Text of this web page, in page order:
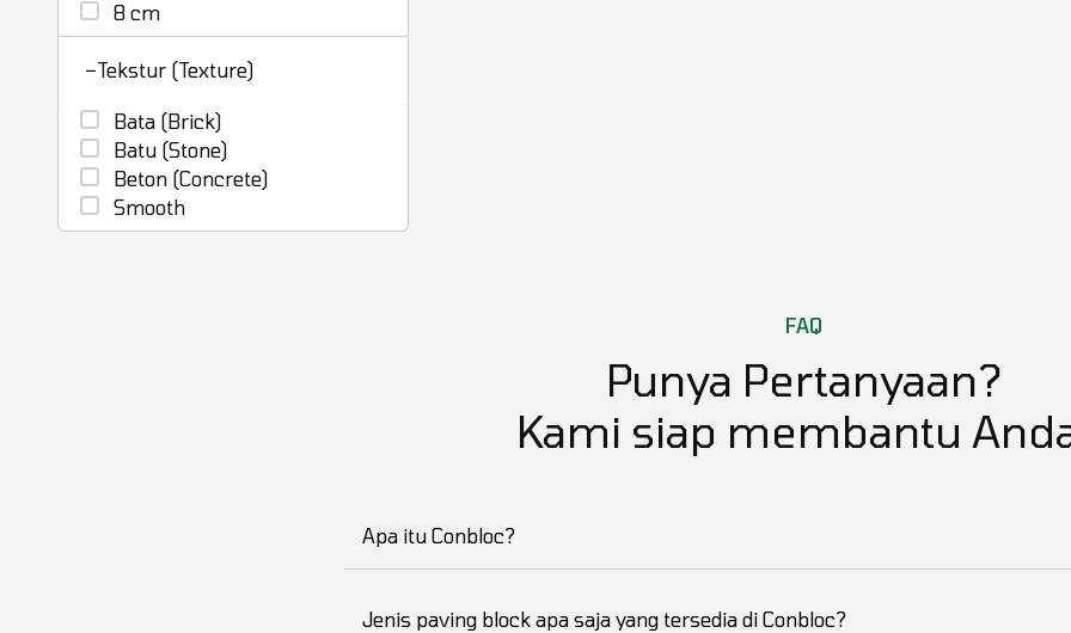
8 cm
−Tekstur (Texture)
Bata (Brick)
Batu (Stone)
Beton (Concrete)
Smooth
FAQ
Punya Pertanyaan?
Kami siap membantu
Apa itu Conbloc?
Jenis paving block apa saja yang tersedia di Conbloc?